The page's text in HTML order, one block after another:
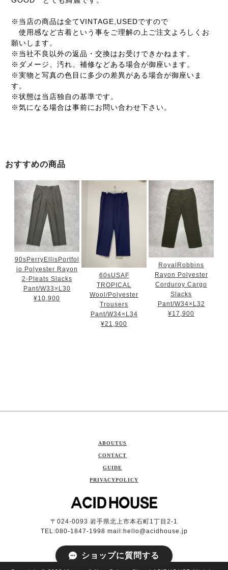
※当店の商品は全てVINTAGE,USEDですので
使用感など古着という事をご理解の上ご注文よろしくお
願いします。
※当社不良以外の返品・交換はお受けできかねます。
※ダメージ、汚れ、補修などある場合が御座います。
※実物と写真の色目に多少の差異がある場合が御座いま
す。
※状態は当店独自の基準です。
※気になる場合は事前にお問い合わせ下さい。
おすすめの商品
90sPerryEllisPortfol
io Polyester Rayon
2-Pleats Slacks
Pant/W33×L30
¥10,900
60sUSAF
TROPICAL
Wool/Polyester
Trousers
Pant/W34×L34
¥21,900
RoyalRobbins
Rayon Polyester
Corduroy Cargo
Slacks
Pant/W34×L32
¥17,900
ABOUTUS
CONTACT
GUIDE
PRIVACYPOLICY
〒024-0093 岩手県北上市本石町1丁目2-1
TEL:080-1847-1998 mail: hello@acidhouse.jp
ショップに質問する